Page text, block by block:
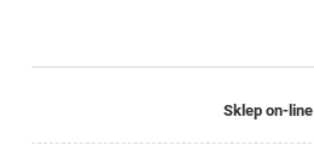
Sklep on-line